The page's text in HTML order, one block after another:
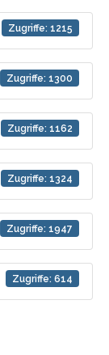
Zugriffe: 1215
Zugriffe: 1300
Zugriffe: 1162
Zugriffe: 1324
Zugriffe: 1947
Zugriffe: 614